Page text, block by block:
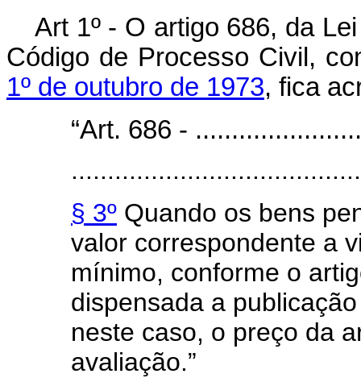
Art 1º - O artigo 686, da
Código de Processo Civil,
1º de outubro de 1973, fica
“Art. 686 -
§ 3º Quando os bens
valor correspondente a
mínimo, conforme o
dispensada a
neste caso, o preço da
avaliação.”